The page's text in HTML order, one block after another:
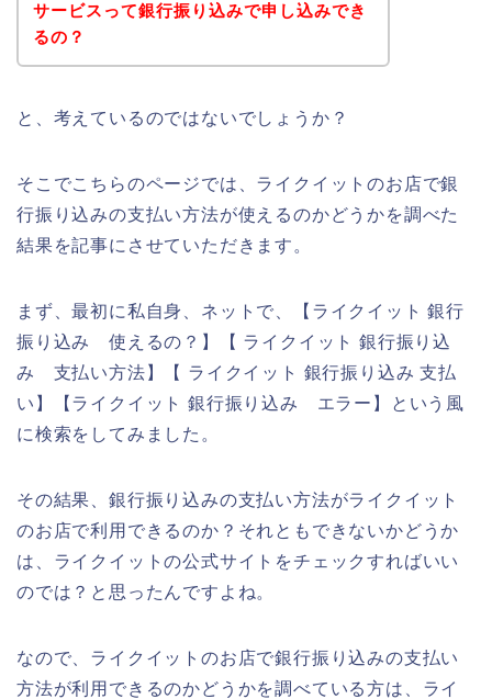
サービスって銀行振り込みで申し込みでき
るの？
と、考えているのではないでしょうか？
そこでこちらのページでは、ライクイットのお店で銀
行振り込みの支払い方法が使えるのかどうかを調べた
結果を記事にさせていただきます。
まず、最初に私自身、ネットで、【ライクイット 銀行
振り込み 使えるの？】【 ライクイット 銀行振り込
み 支払い方法】【 ライクイット 銀行振り込み 支払
い】【ライクイット 銀行振り込み エラー】という風
に検索をしてみました。
その結果、銀行振り込みの支払い方法がライクイット
のお店で利用できるのか？それともできないかどうか
は、ライクイットの公式サイトをチェックすればいい
のでは？と思ったんですよね。
なので、ライクイットのお店で銀行振り込みの支払い
方法が利用できるのかどうかを調べている方は、ライ